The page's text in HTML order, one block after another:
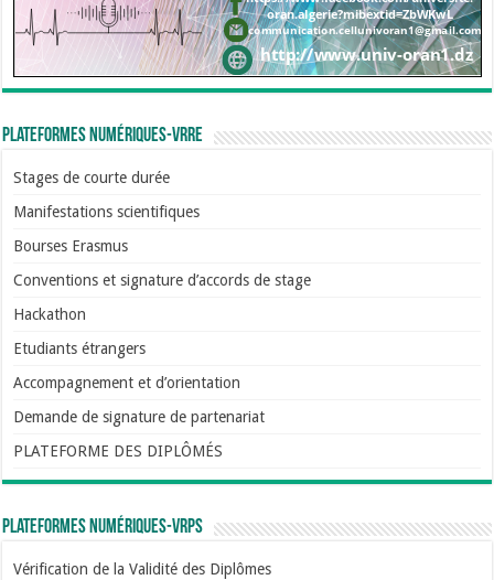
Plateformes numériques-VRRE
Stages de courte durée
Manifestations scientifiques
Bourses Erasmus
Conventions et signature d’accords de stage
Hackathon
Etudiants étrangers
Accompagnement et d’orientation
Demande de signature de partenariat
PLATEFORME DES DIPLÔMÉS
Plateformes numériques-VRPS
Vérification de la Validité des Diplômes